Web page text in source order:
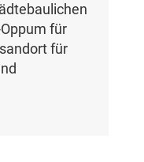
für
für